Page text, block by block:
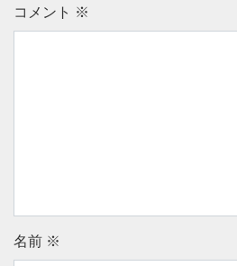
コメント ※
名前 ※